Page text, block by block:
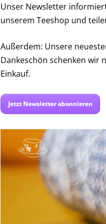
Unser Newsletter
unserem Teeshop und
Außerdem: Unsere
Dankeschön schenken wir
Einkauf.
Jetzt Newsletter abonnieren